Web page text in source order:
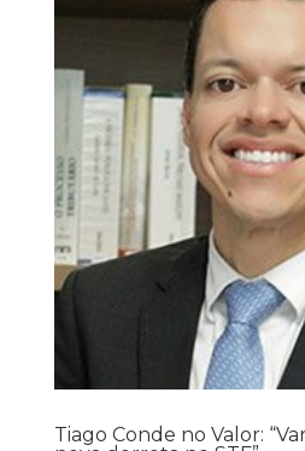
Tiago Conde no Valor: